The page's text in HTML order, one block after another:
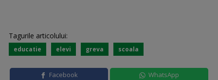
Tagurile articolului:
educatie elevi greva scoala
Facebook WhatsApp